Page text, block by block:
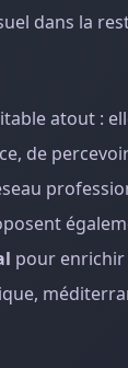
dans la
atout :
de
pour